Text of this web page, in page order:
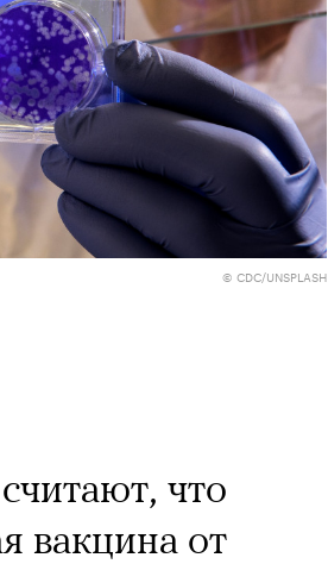
© CDC/UNSPLASH
что
вакцина от